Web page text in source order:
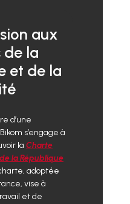
aux
de la
et de la
d’une
s’engage à
la Charte
la République
adoptée
vise à
et de